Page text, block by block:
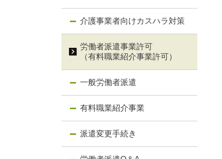
介護事業者向けカスハラ対策
労働者派遣事業許可
（有料職業紹介事業許可）
一般労働者派遣
有料職業紹介事業
派遣変更手続き